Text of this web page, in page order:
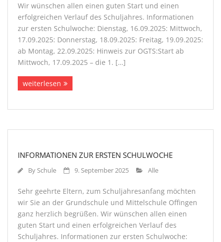
Kontakt
Schulweghelfer
SMV
Wir wünschen allen einen guten Start und einen
erfolgreichen Verlauf des Schuljahres. Informationen
zur ersten Schulwoche: Dienstag, 16.09.2025: Mittwoch,
17.09.2025: Donnerstag, 18.09.2025: Freitag, 19.09.2025:
ab Montag, 22.09.2025: Hinweis zur OGTS:Start ab
Mittwoch, 17.09.2025 – die 1. […]
weiterlesen
INFORMATIONEN ZUR ERSTEN SCHULWOCHE
BySchule 9. September 2025 Alle
Sehr geehrte Eltern, zum Schuljahresanfang möchten
wir Sie an der Grundschule und Mittelschule Offingen
ganz herzlich begrüßen. Wir wünschen allen einen
guten Start und einen erfolgreichen Verlauf des
Schuljahres. Informationen zur ersten Schulwoche: